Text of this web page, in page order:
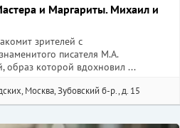
и Маргариты. Михаил и
зрителей с
писателя М.А.
образ которой вдохновил ...
Москва, Зубовский б-р., д. 15